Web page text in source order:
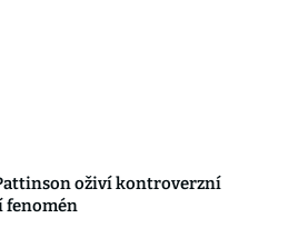
oživí kontroverzní
fenomén